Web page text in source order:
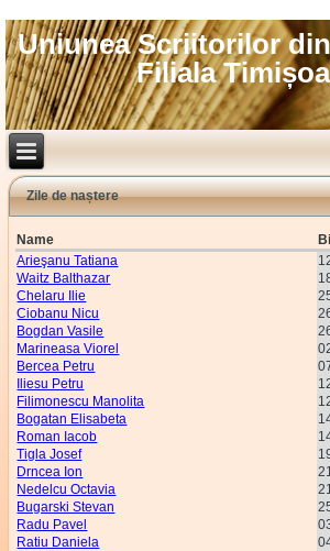
Uniunea Scriitorilor
Filiala
Zile de naștere
Name
Arieşanu Tatiana
Waitz Balthazar
Chelaru Ilie
Ciobanu Nicu
Bogdan Vasile
Marineasa Viorel
Bercea Petru
Iliesu Petru
Filimonescu Manolita
Bogatan Elisabeta
Roman Iacob
Tigla Josef
Drncea Ion
Nedelcu Octavia
Bugarski Stevan
Radu Pavel
Ratiu Daniela